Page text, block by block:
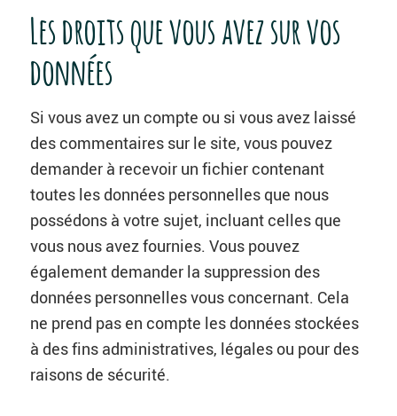
Les droits que vous avez sur vos
données
Si vous avez un compte ou si vous avez laissé
des commentaires sur le site, vous pouvez
demander à recevoir un fichier contenant
toutes les données personnelles que nous
possédons à votre sujet, incluant celles que
vous nous avez fournies. Vous pouvez
également demander la suppression des
données personnelles vous concernant. Cela
ne prend pas en compte les données stockées
à des fins administratives, légales ou pour des
raisons de sécurité.